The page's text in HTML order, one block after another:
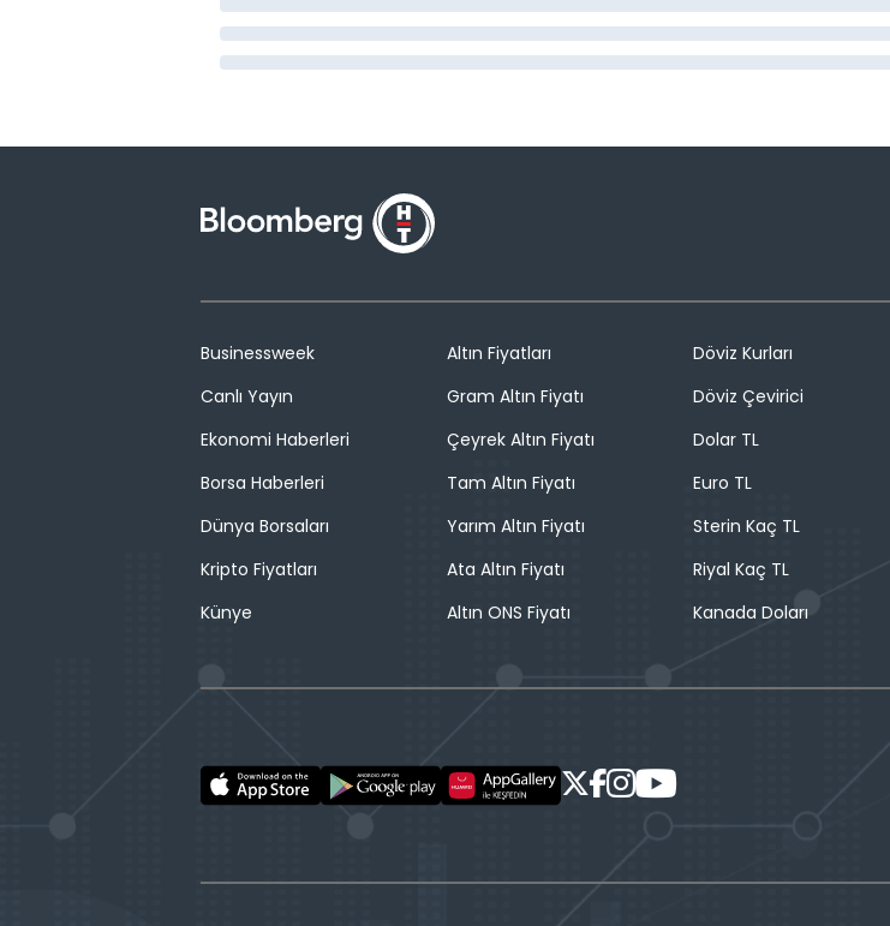
Businessweek
Canlı Yayın
Ekonomi Haberleri
Borsa Haberleri
Dünya Borsaları
Kripto Fiyatları
Künye
Altın Fiyatları
Gram Altın Fiyatı
Çeyrek Altın Fiyatı
Tam Altın Fiyatı
Yarım Altın Fiyatı
Ata Altın Fiyatı
Altın ONS Fiyatı
Döviz Kurları
Döviz Çevirici
Dolar TL
Euro TL
Sterin Kaç TL
Riyal Kaç TL
Kanada Doları